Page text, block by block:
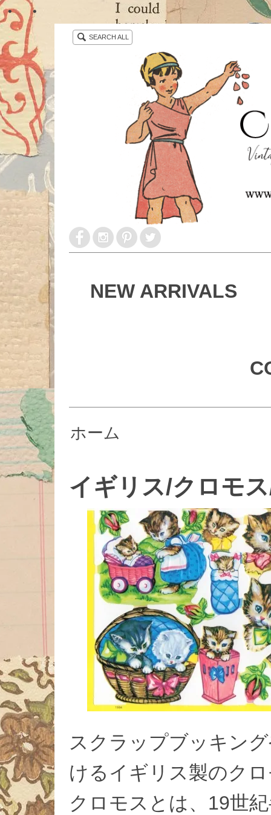
・ ・
SEARCH ALL
NEW ARRIVALS
ホーム
イギリス/クロモ
スクラップブッキン
けるイギリス製のク
クロモスとは、19世